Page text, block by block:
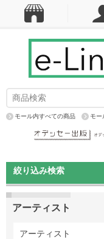
モール内すべての商品 モー
絞り込み検索
アーティスト
アーティスト